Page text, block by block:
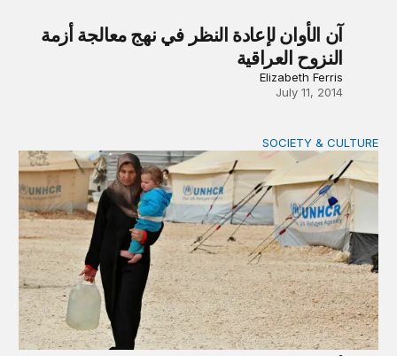
آن الأوان لإعادة النظر في نهج معالجة أزمة
النزوح العراقية
Elizabeth Ferris
July 11, 2014
أزمة سوريا غير المرئية: النازحات يواجهن الاغتصاب وعدم الأمان
SOCIETY & CULTURE